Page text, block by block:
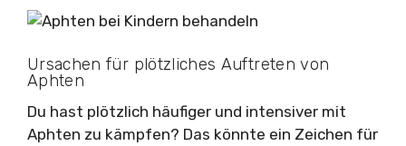
Ursachen für plötzliches Auftreten von
Aphten
Du hast plötzlich häufiger und intensiver mit
Aphten zu kämpfen? Das könnte ein Zeichen für